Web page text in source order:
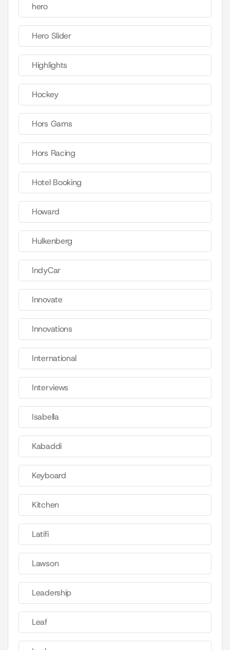
hero
Hero Slider
Highlights
Hockey
Hors Gams
Hors Racing
Hotel Booking
Howard
Hulkenberg
IndyCar
Innovate
Innovations
International
Interviews
Isabella
Kabaddi
Keyboard
Kitchen
Latifi
Lawson
Leadership
Leaf